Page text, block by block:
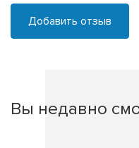
Добавить отзыв
Вы недавно